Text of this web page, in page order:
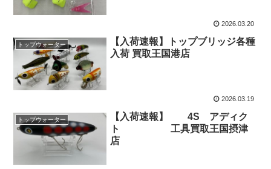
2026.03.20
トップウォーター
【入荷速報】トップブリッジ各種
入荷 買取王国港店
2026.03.19
トップウォーター
【入荷速報】 4S アディク
ト 工具買取王国摂津
店